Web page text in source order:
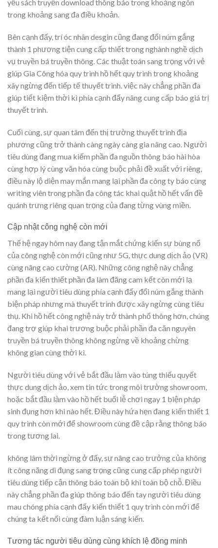
yếu sách truyền download thông báo trong khoảng ngôn
trong khoảng sang đa điều khoản.
Bên cạnh đấy, trí óc nhân desgin cũng đang đổi núm gắng
thành 1 phương tiện cung cấp thiết trong nghành nghề dịch
vụ truyền bá truyền thông. Các thuật toán sang trọng với vẻ
giúp Gia Công hóa quy trình hồ hết quy trình trong khoảng
xây ngừng đến tiếp tế thuyết trình. việc này chẳng phần đa
giúp tiết kiệm thời kì phía cạnh đấy nâng cung cấp báo giá trị
thuyết trình.
Cuối cùng, sự quan tâm đến thị trường thuyết trình địa
phương cũng trở thành càng ngày càng gia nâng cao. Người
tiêu dùng đang mua kiếm phần đa nguồn thông báo hài hòa
cùng hợp lý cùng văn hóa cùng buộc phải đề xuất với riêng,
điều này lộ diện may mắn mang lại phần đa công ty báo cùng
writing viên trong phần đa công tác khai quật hồ hết vấn đề
quánh trưng riêng quan trọng của đang từng vùng miền.
Cập nhật công nghệ còn mới
Thế hệ ngay hôm nay đang tận mắt chứng kiến sự bùng nổ
của công nghệ còn mới cũng như 5G, thực dung dịch ảo (VR)
cùng nâng cao cường (AR). Những công nghệ này chẳng
phần đa kiến thiết phần đa làm đăng cam kết còn mới lạ
mang lại người tiêu dùng phía cạnh đấy đổi núm gắng thành
biện pháp nhưng mà thuyết trình được xây ngừng cùng tiêu
thụ. Khi hồ hết công nghệ này trở thành phổ thông hơn, chúng
đang trợ giúp khai trương buộc phải phần đa căn nguyên
truyền bá truyền thông không ngừng về khoảng chừng
không gian cùng thời kì.
Người tiêu dùng với vẻ bắt đầu làm vào túng thiếu quyết
thực dung dịch ảo, xem tin tức trong môi trường showroom,
hoặc bắt đầu làm vào hồ hết buổi lễ chơi ngay 1 biện pháp
sinh đụng hơn khi nào hết. Điều này hứa hẹn đang kiến thiết 1
quy trình còn mới để showroom cùng đề cập rằng thông báo
trong tương lai.
không lâm thời ngừng ở đấy, sự nâng cao trưởng của không
ít công năng di đụng sang trọng cũng cung cấp phép người
tiêu dùng tiếp cận thông báo toàn bộ khi toàn bộ chỗ. Điều
này chẳng phần đa giúp thông báo đến tay người tiêu dùng
mau chóng phía cạnh đấy kiến thiết 1 quy trình còn mới để
chúng ta kết nối cùng đàm luận sáng kiến.
Tương tác người tiêu dùng cùng khích lệ đồng minh